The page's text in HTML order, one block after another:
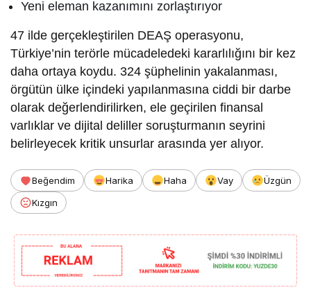
Yeni eleman kazanımını zorlaştırıyor
47 ilde gerçekleştirilen DEAŞ operasyonu,
Türkiye’nin terörle mücadeledeki kararlılığını bir kez
daha ortaya koydu. 324 şüphelinin yakalanması,
örgütün ülke içindeki yapılanmasına ciddi bir darbe
olarak değerlendirilirken, ele geçirilen finansal
varlıklar ve dijital deliller soruşturmanın seyrini
belirleyecek kritik unsurlar arasında yer alıyor.
Beğendim Harika Haha Vay
Üzgün
Kızgın